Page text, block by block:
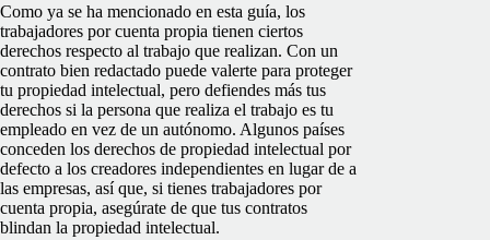
Como ya se ha mencionado en esta guía, los
trabajadores por cuenta propia tienen ciertos
derechos respecto al trabajo que realizan. Con un
contrato bien redactado puede valerte para proteger
tu propiedad intelectual, pero defiendes más tus
derechos si la persona que realiza el trabajo es tu
empleado en vez de un autónomo. Algunos países
conceden los derechos de propiedad intelectual por
defecto a los creadores independientes en lugar de a
las empresas, así que, si tienes trabajadores por
cuenta propia, asegúrate de que tus contratos
blindan la propiedad intelectual.